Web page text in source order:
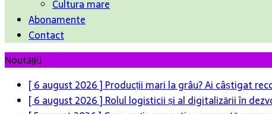
Cultura mare
Abonamente
Contact
Noutăți
[ 6 august 2026 ] Producții mari la grâu? Ai câștigat
[ 6 august 2026 ] Rolul logisticii și al digitalizării în